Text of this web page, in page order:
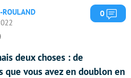
ROULAND
0
deux choses : de
que vous avez en doublon en